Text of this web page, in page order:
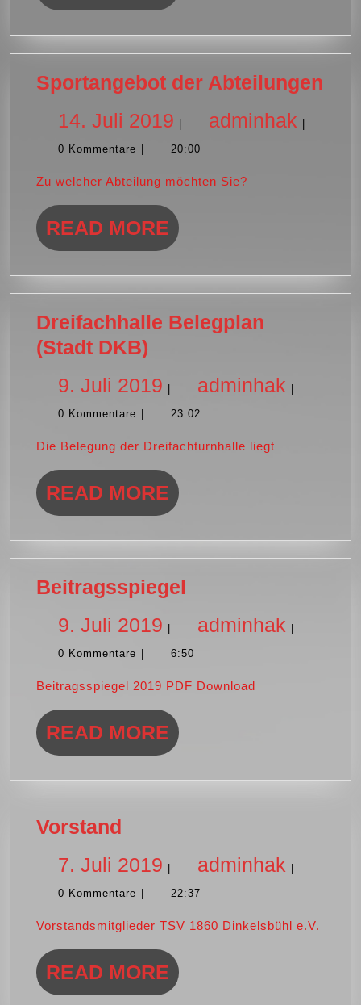
Sportangebot der Abteilungen
14. Juli 2019 14.
Juli
| adminhak |
0 Kommentare | 20:00
Zu welcher Abteilung möchten Sie?
READ MORE READ
Dreifachhalle Belegplan
(Stadt DKB)
(Stadt
DKB)
9. Juli 2019 9.
Juli
adminhak
0 Kommentare 23:02
Die Belegung der Dreifachturnhalle liegt
READ MORE READ
Beitragsspiegel
9. Juli 2019 9.
Juli
adminhak
0 Kommentare 6:50
Beitragsspiegel 2019 PDF Download
READ MORE READ
Vorstand
7. Juli 2019 7.
Juli
adminhak
0 Kommentare 22:37
Vorstandsmitglieder TSV 1860 Dinkelsbühl e.V.
READ MORE READ